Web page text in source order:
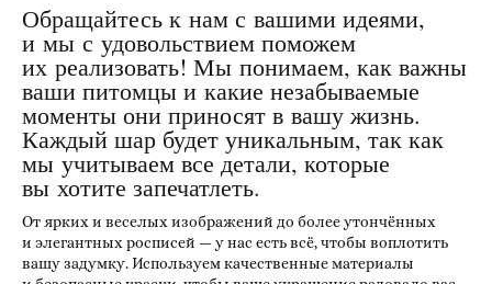
Обращайтесь к нам с вашими идеями,
и мы с удовольствием поможем
их реализовать! Мы понимаем, как важны
ваши питомцы и какие незабываемые
моменты они приносят в вашу жизнь.
Каждый шар будет уникальным, так как
мы учитываем все детали, которые
вы хотите запечатлеть.
От ярких и веселых изображений до более утончённых
и элегантных росписей — у нас есть всё, чтобы воплотить
вашу задумку. Используем качественные материалы